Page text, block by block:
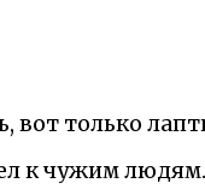
только
к чужим людям.